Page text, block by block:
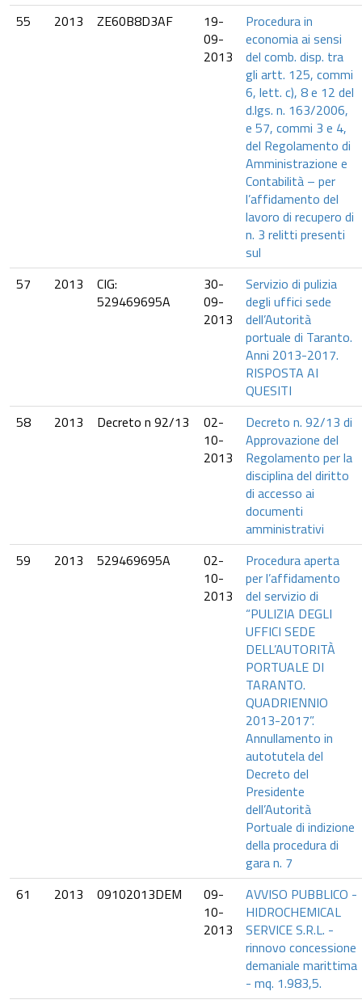
55
2013 ZE60B8D3AF
19-
09-
2013
Procedura in
economia ai sensi
del comb. disp. tra
gli artt. 125, commi
6, lett. c), 8 e 12 del
d.lgs. n. 163/2006,
e 57, commi 3 e 4,
del Regolamento di
Amministrazione e
Contabilità – per
l’affidamento del
lavoro di recupero di
n. 3 relitti presenti
sul
57
2013
CIG:
529469695A
30-
09-
2013
Servizio di pulizia
degli uffici sede
dell’Autorità
portuale di Taranto.
Anni 2013-2017.
RISPOSTA AI
QUESITI
58
2013 Decreto n 92/13
02-
10-
2013
Decreto n. 92/13 di
Approvazione del
Regolamento per la
disciplina del diritto
di accesso ai
documenti
amministrativi
59
2013 529469695A
02-
10-
2013
Procedura aperta
per l’affidamento
del servizio di
“PULIZIA DEGLI
UFFICI SEDE
DELL’AUTORITÀ
PORTUALE DI
TARANTO.
QUADRIENNIO
2013-2017”.
Annullamento in
autotutela del
Decreto del
Presidente
dell’Autorità
Portuale di indizione
della procedura di
gara n. 7
61
2013 09102013DEM
09-
10-
2013
AVVISO PUBBLICO -
HIDROCHEMICAL
SERVICE S.R.L. -
rinnovo concessione
demaniale marittima
- mq. 1.983,5.